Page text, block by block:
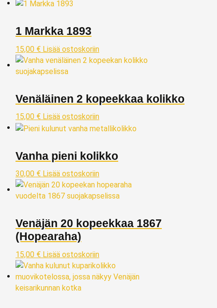
1 Markka 1893
15,00 € Lisää ostoskoriin
Venäläinen 2 kopeekkaa kolikko
15,00 € Lisää ostoskoriin
Vanha pieni kolikko
30,00 € Lisää ostoskoriin
Venäjän 20 kopeekkaa 1867
(Hopearaha)
15,00 € Lisää ostoskoriin